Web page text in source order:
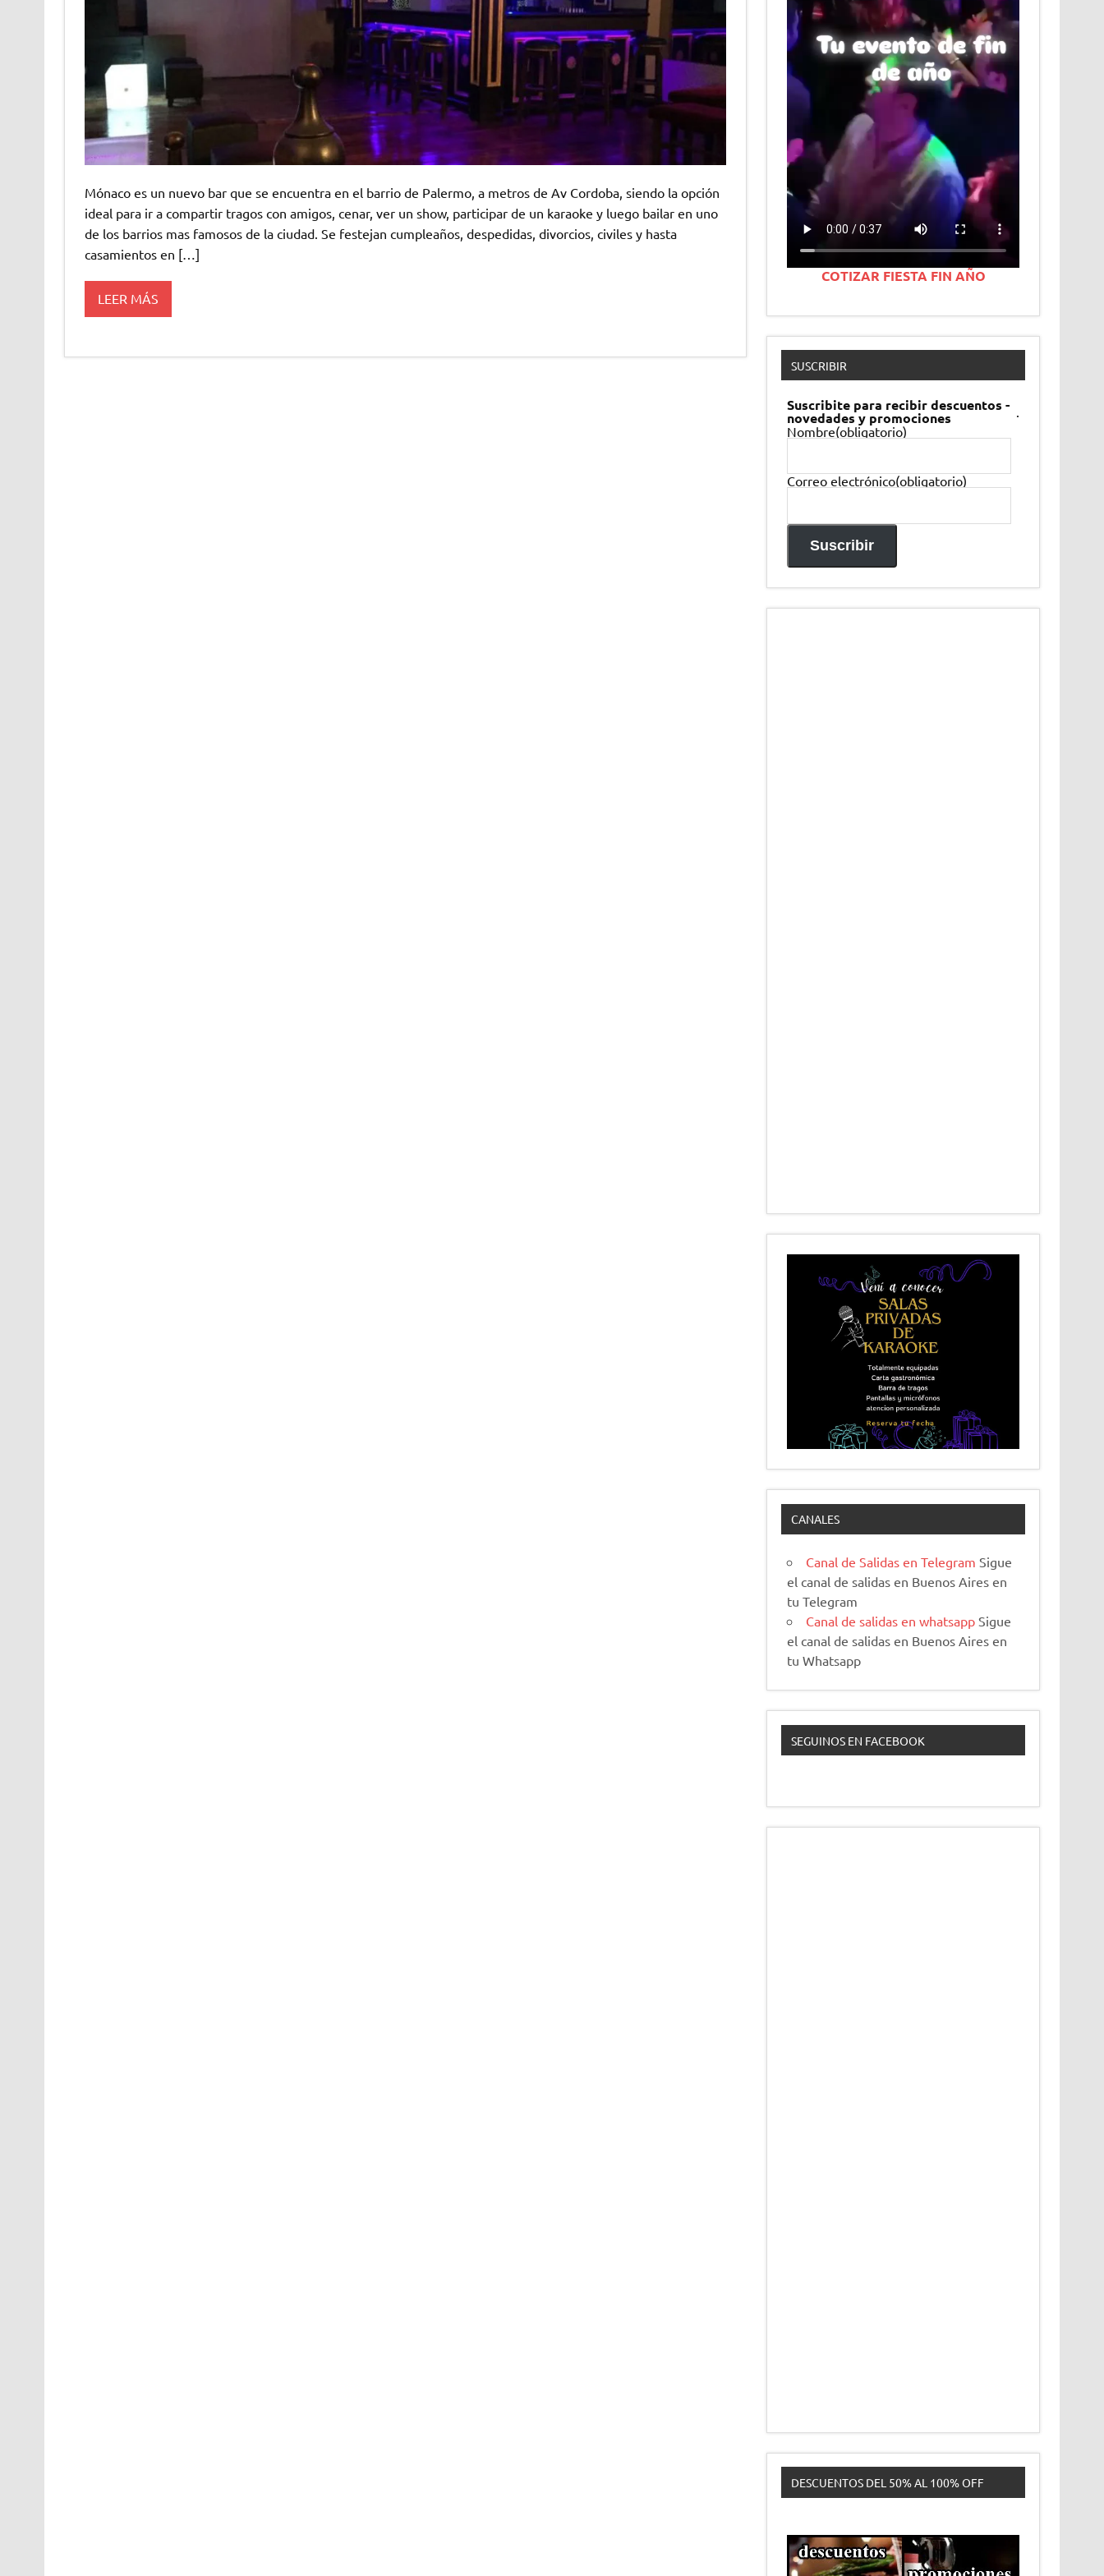
Mónaco es un nuevo bar que se encuentra en el barrio de Palermo, a metros de Av Cordoba, siendo la opción
ideal para ir a compartir tragos con amigos, cenar, ver un show, participar de un karaoke y luego bailar en uno
de los barrios mas famosos de la ciudad. Se festejan cumpleaños, despedidas, divorcios, civiles y hasta
casamientos en […]
LEER MÁS
COTIZAR FIESTA FIN AÑO
SUSCRIBIR
Suscribite para recibir descuentos -
novedades y promociones
.
Nombre(obligatorio)
Correo electrónico(obligatorio)
Suscribir
CANALES
Canal de Salidas en Telegram Sigue
el canal de salidas en Buenos Aires en
tu Telegram
Canal de salidas en whatsapp Sigue
el canal de salidas en Buenos Aires en
tu Whatsapp
SEGUINOS EN FACEBOOK
DESCUENTOS DEL 50% AL 100% OFF